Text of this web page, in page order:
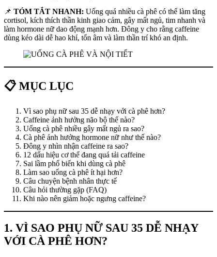
📌 TÓM TẮT NHANH: Uống quá nhiều cà phê có thể làm tăng
cortisol, kích thích thần kinh giao cảm, gây mất ngủ, tim nhanh và
làm hormone nữ dao động mạnh hơn. Đông y cho rằng caffeine
dùng kéo dài dễ hao khí, tổn âm và làm thần trí khó an định.
📋 MỤC LỤC
Vì sao phụ nữ sau 35 dễ nhạy với cà phê hơn?
Caffeine ảnh hưởng não bộ thế nào?
Uống cà phê nhiều gây mất ngủ ra sao?
Cà phê ảnh hưởng hormone nữ như thế nào?
Đông y nhìn nhận caffeine ra sao?
12 dấu hiệu cơ thể đang quá tải caffeine
Sai lầm phổ biến khi dùng cà phê
Làm sao uống cà phê ít hại hơn?
Câu chuyện bệnh nhân thực tế
Câu hỏi thường gặp (FAQ)
Khi nào nên giảm hoặc ngưng caffeine?
1. VÌ SAO PHỤ NỮ SAU 35 DỄ NHẠY
VỚI CÀ PHÊ HƠN?